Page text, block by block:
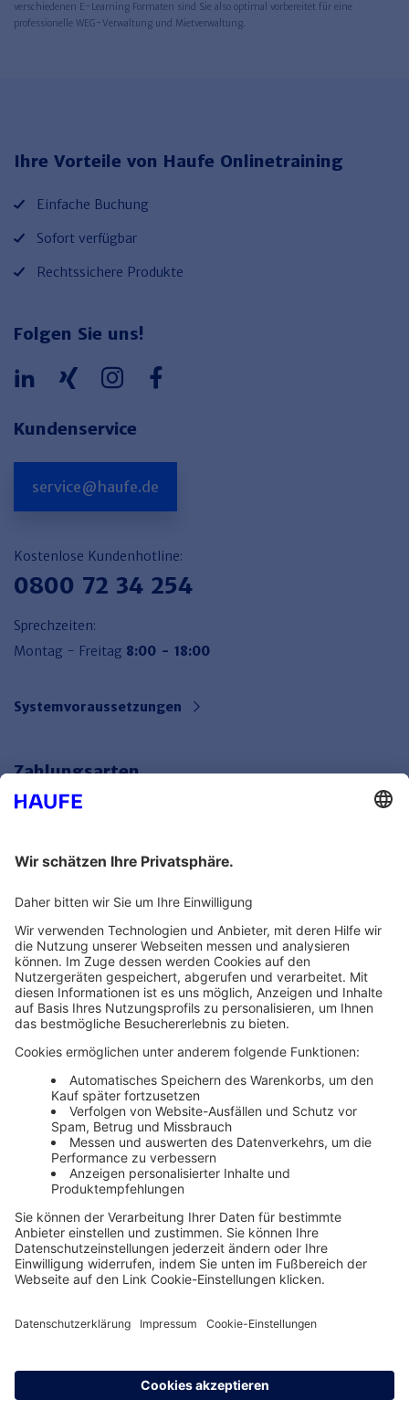
verschiedenen E-Learning Formaten sind Sie also optimal vorbereitet für eine
professionelle WEG-Verwaltung und Mietverwaltung.
Ihre Vorteile von Haufe Onlinetraining
Einfache Buchung
Sofort verfügbar
Rechtssichere Produkte
Folgen Sie uns!
Kundenservice
service@haufe.de
Kostenlose Kundenhotline:
0800 72 34 254
Sprechzeiten:
Montag - Freitag 8:00 - 18:00
Systemvoraussetzungen
Zahlungsarten
Themenwelten und Produktschulungen
Haufe Group
Impressum AGBDatenschutzCookie-Einstellungen verwalten